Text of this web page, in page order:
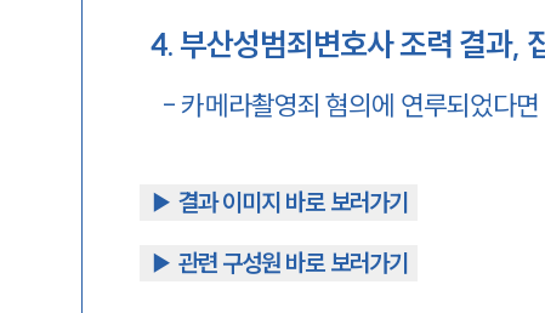
4. 부산성범죄변호사 조력 결과,
- 카메라촬영죄 혐의에 연루되었다면
▶︎ 결과 이미지 바로 보러가기
▶︎ 관련 구성원 바로 보러가기